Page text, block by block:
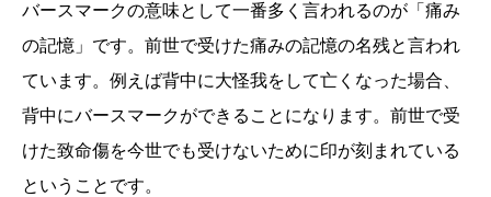
バースマークの意味として一番多く言われるのが「痛み
の記憶」です。前世で受けた痛みの記憶の名残と言われ
ています。例えば背中に大怪我をして亡くなった場合、
背中にバースマークができることになります。前世で受
けた致命傷を今世でも受けないために印が刻まれている
ということです。